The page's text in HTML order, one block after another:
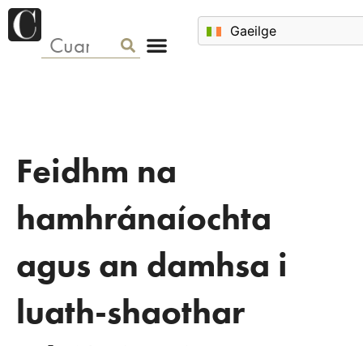
Feidhm na
hamhránaíochta
agus an damhsa i
luath-shaothar